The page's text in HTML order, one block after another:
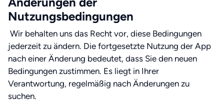
Nutzungsbedingungen
Wir behalten uns das Recht vor, diese Bedingungen
jederzeit zu ändern. Die fortgesetzte Nutzung der App
nach einer Änderung bedeutet, dass Sie den neuen
Bedingungen zustimmen. Es liegt in Ihrer
Verantwortung, regelmäßig nach Änderungen zu
suchen.